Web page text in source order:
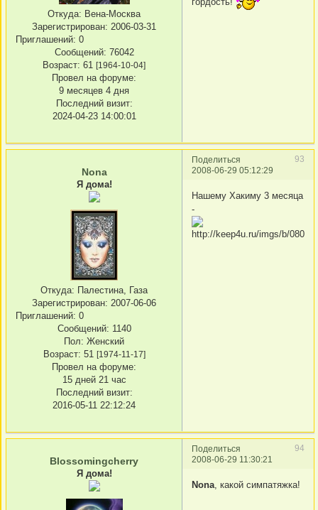
Откуда: Вена-Москва
Зарегистрирован: 2006-03-31
Приглашений: 0
Сообщений: 76042
Возраст: 61 [1964-10-04]
Провел на форуме:
9 месяцев 4 дня
Последний визит:
2024-04-23 14:00:01
Поделиться
93
2008-06-29 05:12:29
Nona
Я дома!
Откуда: Палестина, Газа
Зарегистрирован: 2007-06-06
Приглашений: 0
Сообщений: 1140
Пол: Женский
Возраст: 51 [1974-11-17]
Провел на форуме:
15 дней 21 час
Последний визит:
2016-05-11 22:12:24
Нашему Хакиму 3 месяца
-
Поделиться
94
2008-06-29 11:30:21
Blossomingcherry
Я дома!
Nona , какой симпатяжка!